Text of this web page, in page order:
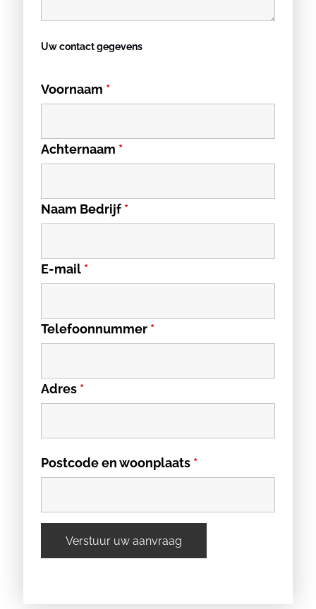
Uw contact gegevens
Voornaam *
Achternaam *
Naam Bedrijf *
E-mail *
Telefoonnummer *
Adres *
Postcode en woonplaats *